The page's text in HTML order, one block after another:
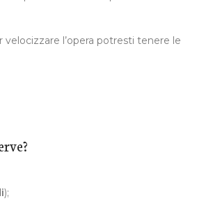
l’opera potresti tenere le
);